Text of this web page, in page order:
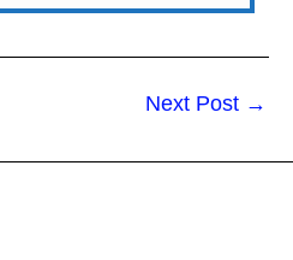
Next Post →